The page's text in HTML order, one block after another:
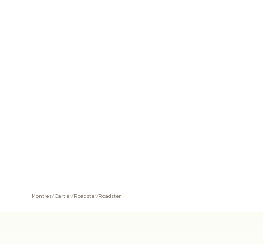
Montres/Cartier/ Roadster/ Roadster